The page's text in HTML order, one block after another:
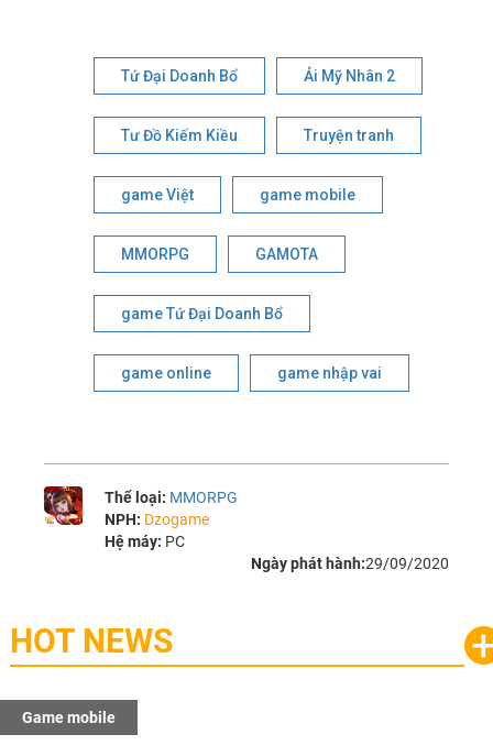
Tứ Đại Doanh Bổ Ải Mỹ Nhân 2
Tư Đồ Kiếm Kiều Truyện tranh
game Việt game mobile
MMORPG GAMOTA
game Tứ Đại Doanh Bổ
game online game nhập vai
Thể loại: MMORPG
NPH: Dzogame
Hệ máy: PC
Ngày phát hành:29/09/2020
HOT NEWS